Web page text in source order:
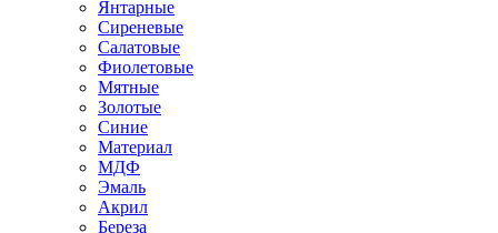
Янтарные
Сиреневые
Салатовые
Фиолетовые
Мятные
Золотые
Синие
Материал
МДФ
Эмаль
Акрил
Береза